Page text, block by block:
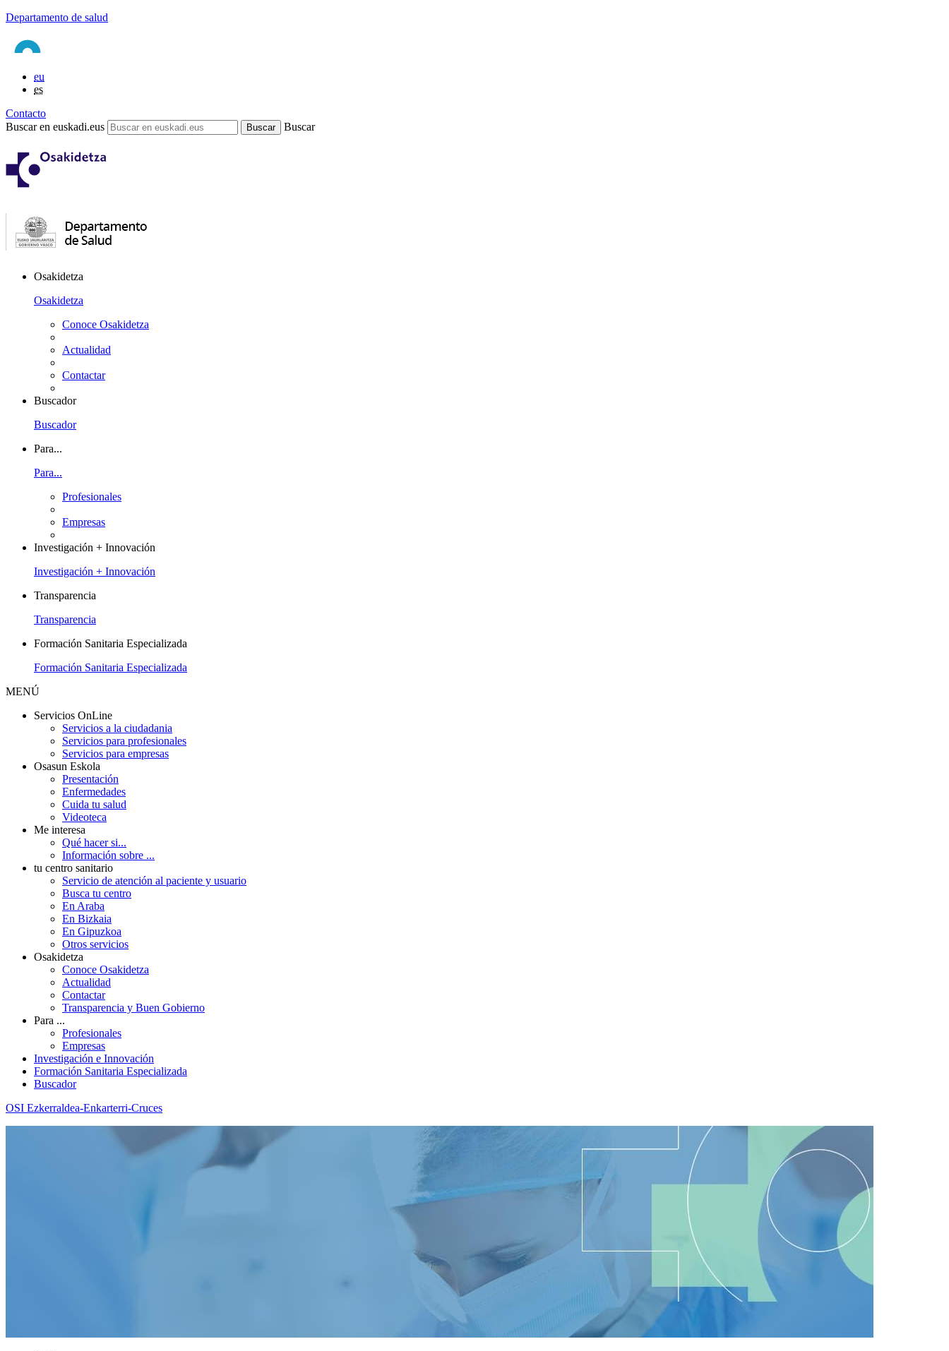
Departamento de salud
eu
es
Contacto
Buscar en euskadi.eus
Buscar
Osakidetza
Osakidetza
Conoce Osakidetza
Actualidad
Contactar
Buscador
Buscador
Para...
Para...
Profesionales
Empresas
Investigación + Innovación
Investigación + Innovación
Transparencia
Transparencia
Formación Sanitaria Especializada
Formación Sanitaria Especializada
MENÚ
Servicios OnLine
Servicios a la ciudadania
Servicios para profesionales
Servicios para empresas
Osasun Eskola
Presentación
Enfermedades
Cuida tu salud
Videoteca
Me interesa
Qué hacer si...
Información sobre ...
tu centro sanitario
Servicio de atención al paciente y usuario
Busca tu centro
En Araba
En Bizkaia
En Gipuzkoa
Otros servicios
Osakidetza
Conoce Osakidetza
Actualidad
Contactar
Transparencia y Buen Gobierno
Para ...
Profesionales
Empresas
Investigación e Innovación
Formación Sanitaria Especializada
Buscador
OSI Ezkerraldea-Enkarterri-Cruces